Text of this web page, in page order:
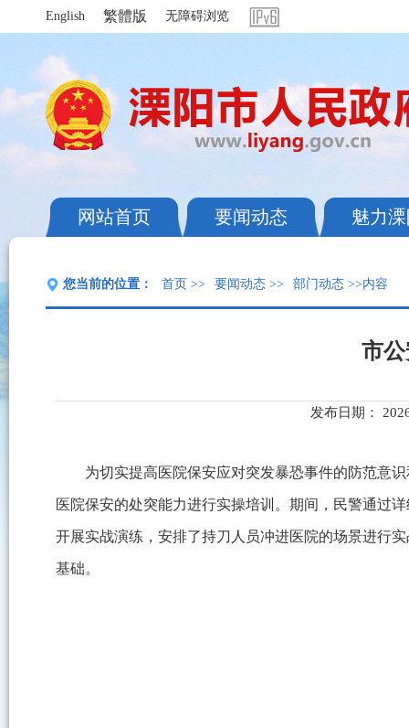
English 繁體版 无障碍浏览
网站首页 要闻动态 魅力
您当前的位置： 首页 >> 要闻动态 >> 部门动态 >>内容
市
发布日期：
为切实提高医院保安应对突发暴恐事件的防范意
医院保安的处突能力进行实操培训。期间，民警通过
开展实战演练，安排了持刀人员冲进医院的场景进行
基础。